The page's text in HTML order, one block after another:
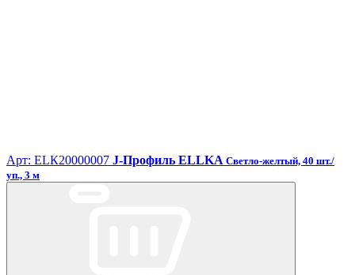
Арт: ЕLК20000007 J-Профиль ELLKA Светло-желтый, 40 шт./
уп., 3 м